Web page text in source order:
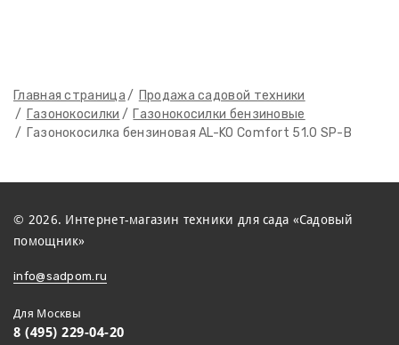
Главная страница
Продажа садовой техники
Газонокосилки
Газонокосилки бензиновые
Газонокосилка бензиновая AL-KO Comfort 51.0 SP-B
© 2026. Интернет-магазин техники для сада «Садовый
помощник»
info@sadpom.ru
Для Москвы
8 (495) 229-04-20